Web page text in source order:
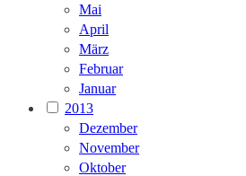
Mai
April
März
Februar
Januar
2013
Dezember
November
Oktober